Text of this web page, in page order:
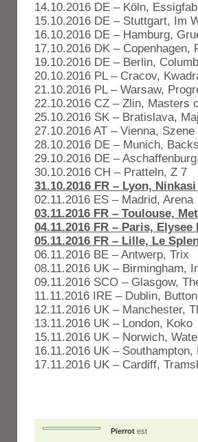
14.10.2016 DE – Köln,
15.10.2016 DE – Stuttgart, Im
16.10.2016 DE – Hamburg,
17.10.2016 DK – Copenhagen,
19.10.2016 DE – Berlin,
20.10.2016 PL – Cracov,
21.10.2016 PL – Warsaw,
22.10.2016 CZ – Zlin, Masters
25.10.2016 SK – Bratislava,
27.10.2016 AT – Vienna, Szene
28.10.2016 DE – Munich,
29.10.2016 DE –
30.10.2016 CH – Pratteln, Z 7
31.10.2016 FR – Lyon,
02.11.2016 ES – Madrid, Arena
03.11.2016 FR – Toulouse,
04.11.2016 FR – Paris,
05.11.2016 FR – Lille, Le
06.11.2016 BE – Antwerp, Trix
08.11.2016 UK – Birmingham,
09.11.2016 SCO – Glasgow,
11.11.2016 IRE – Dublin,
12.11.2016 UK – Manchester,
13.11.2016 UK – London, Koko
15.11.2016 UK – Norwich,
16.11.2016 UK – Southampton,
17.11.2016 UK – Cardiff,
Pierrot est